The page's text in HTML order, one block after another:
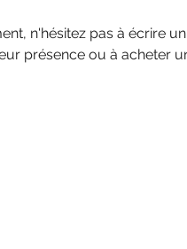
n'hésitez pas à écrire
présence ou à acheter